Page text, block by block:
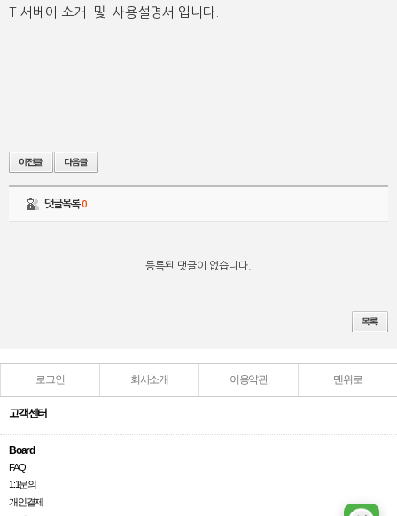
T-서베이 소개 및 사용설명서 입니다.
댓글목록0
등록된 댓글이 없습니다.
로그인 회사소개 이용약관 맨위로
고객센터
Board
FAQ
1:1문의
개인결제